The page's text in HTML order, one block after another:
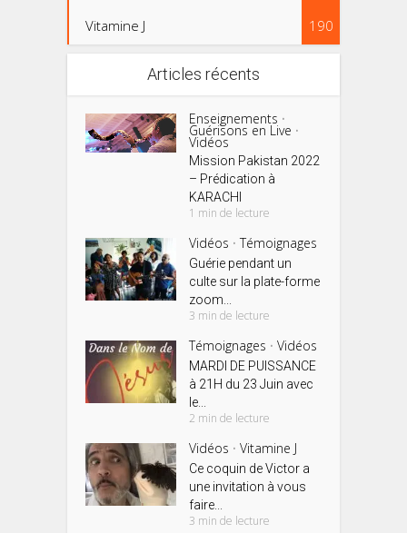
Vitamine J 190
Articles récents
Enseignements •
Guérisons en Live •
Vidéos
Mission Pakistan 2022
– Prédication à
KARACHI
1 min de lecture
Vidéos • Témoignages
Guérie pendant un
culte sur la plate-forme
zoom...
3 min de lecture
Témoignages • Vidéos
MARDI DE PUISSANCE
à 21H du 23 Juin avec
le...
2 min de lecture
Vidéos • Vitamine J
Ce coquin de Victor a
une invitation à vous
faire...
3 min de lecture